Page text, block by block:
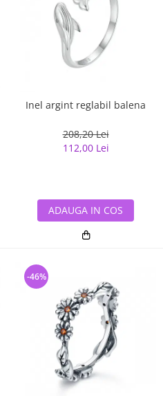
Inel argint reglabil balena
208,20 Lei
112,00 Lei
ADAUGA IN COS
-46%